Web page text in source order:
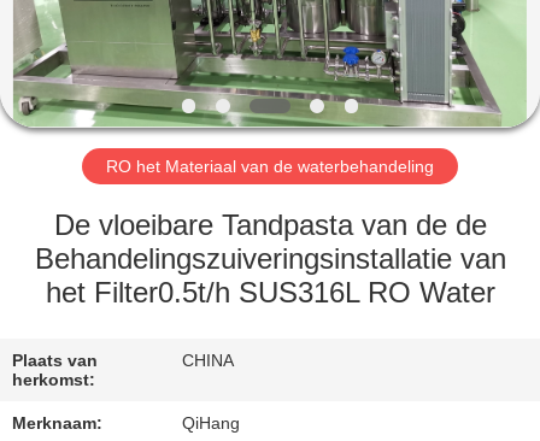
ONGEVEER
ONS
FABRIEKSREIS
KWALITEITSCONTROLE
CONTACTEER
RO het Materiaal van de waterbehandeling
De vloeibare Tandpasta van de de
Behandelingszuiveringsinstallatie van
het Filter0.5t/h SUS316L RO Water
Plaats van
herkomst:
CHINA
Merknaam: QiHang